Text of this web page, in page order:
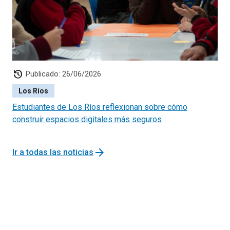
municipios para el desarrollo de actividades físicas,
deportivas y recreativas.
history Publicado: 26/06/2026
Los Ríos
Estudiantes de Los Ríos reflexionan sobre cómo
construir espacios digitales más seguros
Ir a todas las noticias arrow_forward